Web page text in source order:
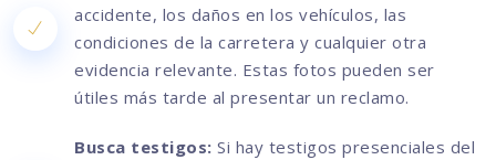
accidente, los daños en los vehículos, las
condiciones de la carretera y cualquier otra
evidencia relevante. Estas fotos pueden ser
útiles más tarde al presentar un reclamo.
Busca testigos: Si hay testigos presenciales del